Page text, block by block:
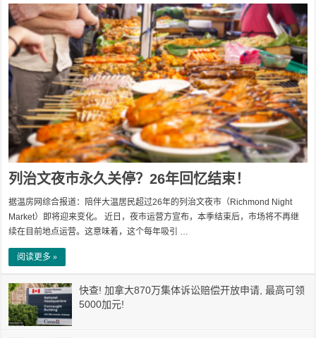
列治文夜市永久关停？26年回忆结束！
据温房网综合报道：陪伴大温居民超过26年的列治文夜市（Richmond Night
Market）即将迎来变化。 近日，夜市运营方宣布，本季结束后，市场将不再继
续在目前地点运营。这意味着，这个每年吸引 …
阅读更多 »
快查! 加拿大870万集体诉讼赔偿开放申请, 最高可领
5000加元!